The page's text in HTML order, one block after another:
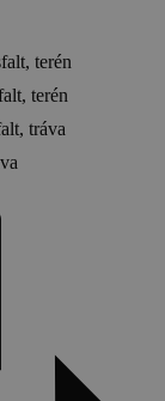
terén
terén
tráva